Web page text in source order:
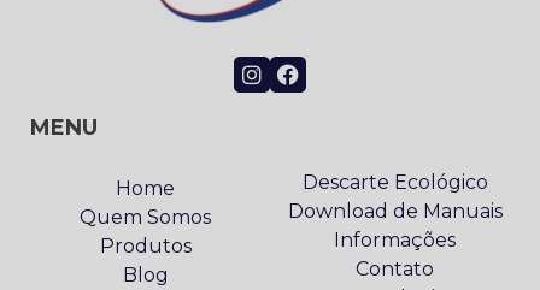
MENU
Home
Quem Somos
Produtos
Blog
Descarte Ecológico
Download de Manuais
Informações
Contato